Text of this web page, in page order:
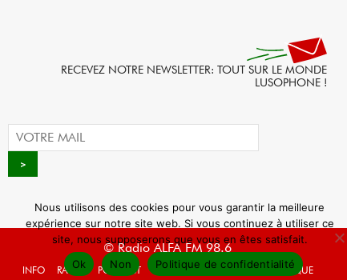
RECEVEZ NOTRE NEWSLETTER: TOUT SUR LE MONDE
LUSOPHONE !
© Radio ALFA FM 98.6
INFO RADIO PODCAST AGENDA WEBRADIO BOUTIQUE
Nous utilisons des cookies pour vous garantir la meilleure
expérience sur notre site web. Si vous continuez à utiliser ce
site, nous supposerons que vous en êtes satisfait.
Ok
Non Politique de confidentialité